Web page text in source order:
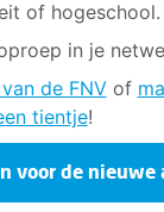
of hogeschool.
in je
de FNVof
tientje!
voor de nieuwe